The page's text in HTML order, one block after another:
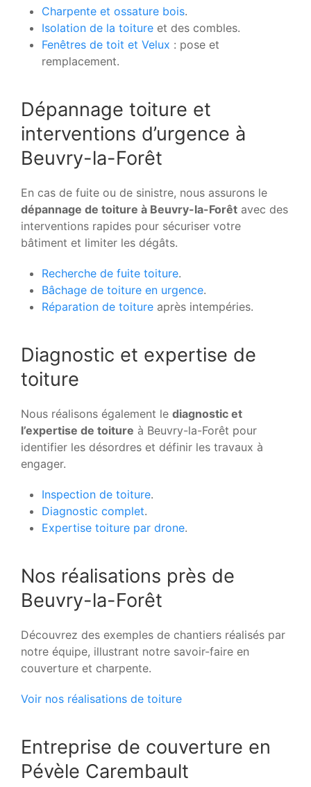
Charpente et ossature bois.
Isolation de la toiture et des combles.
Fenêtres de toit et Velux : pose et
remplacement.
Dépannage toiture et
interventions d’urgence à
Beuvry-la-Forêt
En cas de fuite ou de sinistre, nous assurons le
dépannage de toiture à Beuvry-la-Forêt avec des
interventions rapides pour sécuriser votre
bâtiment et limiter les dégâts.
Recherche de fuite toiture.
Bâchage de toiture en urgence.
Réparation de toiture après intempéries.
Diagnostic et expertise de
toiture
Nous réalisons également le diagnostic et
l’expertise de toiture à Beuvry-la-Forêt pour
identifier les désordres et définir les travaux à
engager.
Inspection de toiture.
Diagnostic complet.
Expertise toiture par drone.
Nos réalisations près de
Beuvry-la-Forêt
Découvrez des exemples de chantiers réalisés par
notre équipe, illustrant notre savoir-faire en
couverture et charpente.
Voir nos réalisations de toiture
Entreprise de couverture en
Pévèle Carembault